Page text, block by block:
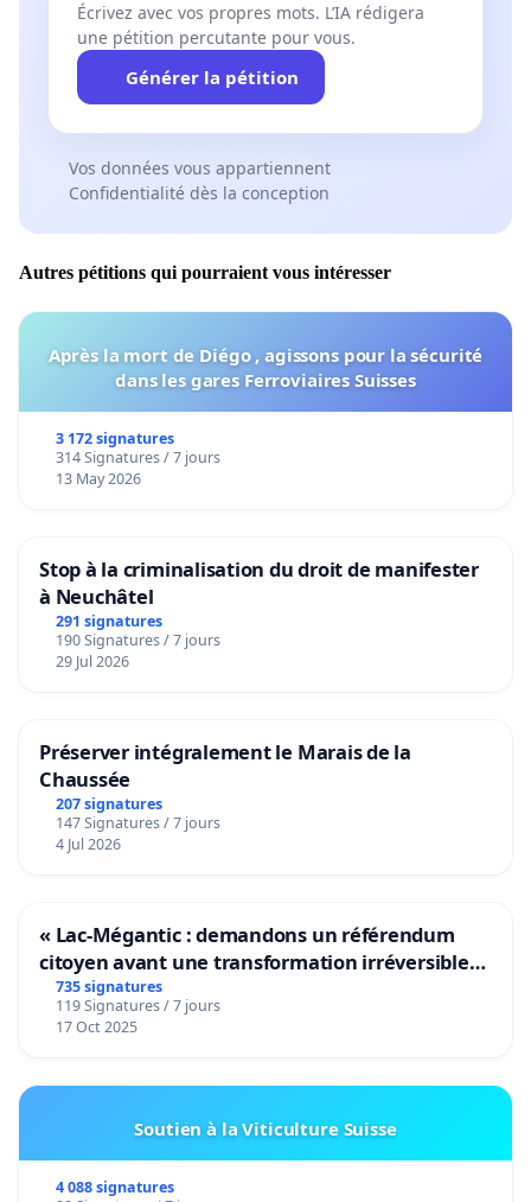
Écrivez avec vos propres mots. L’IA rédigera
une pétition percutante pour vous.
Générer la pétition
Vos données vous appartiennent
Confidentialité dès la conception
Autres pétitions qui pourraient vous intéresser
Après la mort de Diégo , agissons pour la sécurité
dans les gares Ferroviaires Suisses
3 172 signatures
314 Signatures / 7 jours
13 May 2026
Stop à la criminalisation du droit de manifester
à Neuchâtel
291 signatures
190 Signatures / 7 jours
29 Jul 2026
Préserver intégralement le Marais de la
Chaussée
207 signatures
147 Signatures / 7 jours
4 Jul 2026
« Lac-Mégantic : demandons un référendum
citoyen avant une transformation irréversible
de notre territoire »
735 signatures
119 Signatures / 7 jours
17 Oct 2025
Soutien à la Viticulture Suisse
4 088 signatures